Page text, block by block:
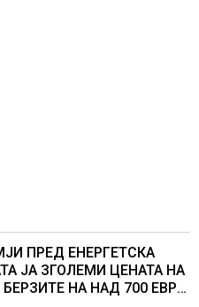
ПРЕД ЕНЕРГЕТСКА
ЈА ЗГОЛЕМИ ЦЕНАТА НА
НА НАД 700 ЕВРА